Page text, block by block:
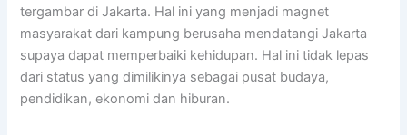
tergambar di Jakarta. Hal ini yang menjadi magnet
masyarakat dari kampung berusaha mendatangi Jakarta
supaya dapat memperbaiki kehidupan. Hal ini tidak lepas
dari status yang dimilikinya sebagai pusat budaya,
pendidikan, ekonomi dan hiburan.